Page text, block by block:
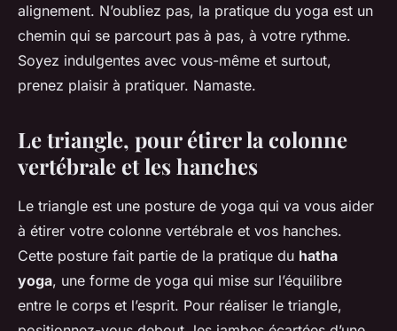
alignement. N’oubliez pas, la pratique du yoga est un
chemin qui se parcourt pas à pas, à votre rythme.
Soyez indulgentes avec vous-même et surtout,
prenez plaisir à pratiquer. Namaste.
Le triangle, pour étirer la colonne
vertébrale et les hanches
Le triangle est une posture de yoga qui va vous aider
à étirer votre colonne vertébrale et vos hanches.
Cette posture fait partie de la pratique du hatha
yoga, une forme de yoga qui mise sur l’équilibre
entre le corps et l’esprit. Pour réaliser le triangle,